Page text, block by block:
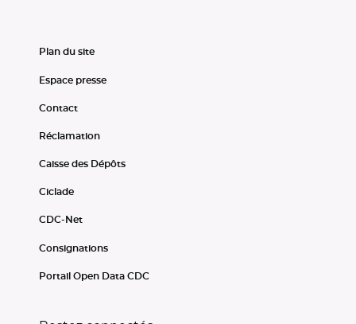
Plan du site
Espace presse
Contact
Réclamation
Caisse des Dépôts
Ciclade
CDC-Net
Consignations
Portail Open Data CDC